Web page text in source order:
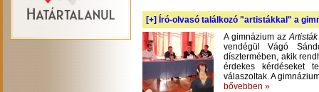
[+] Író-olvasó találkozó "artistákkal" a
A gimnázium az
vendégül Vágó
dísztermében, akik
érdekes kérdéseket
válaszoltak. A
bővebben »